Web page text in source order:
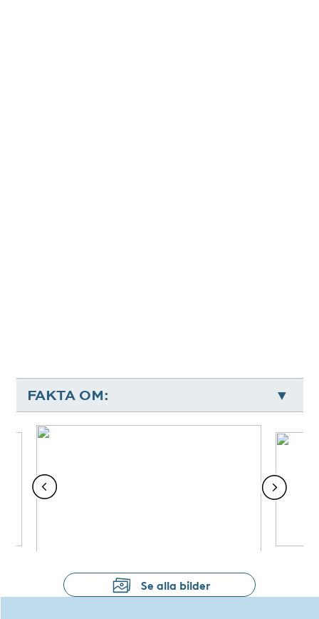
FAKTA OM:
Se alla bilder